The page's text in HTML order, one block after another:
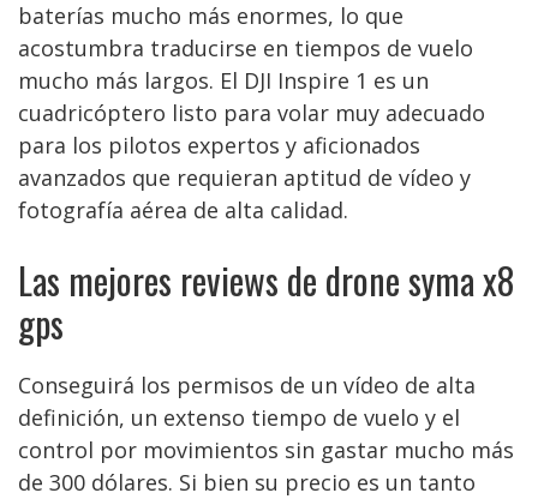
baterías mucho más enormes, lo que
acostumbra traducirse en tiempos de vuelo
mucho más largos. El DJI Inspire 1 es un
cuadricóptero listo para volar muy adecuado
para los pilotos expertos y aficionados
avanzados que requieran aptitud de vídeo y
fotografía aérea de alta calidad.
Las mejores reviews de drone syma x8
gps
Conseguirá los permisos de un vídeo de alta
definición, un extenso tiempo de vuelo y el
control por movimientos sin gastar mucho más
de 300 dólares. Si bien su precio es un tanto